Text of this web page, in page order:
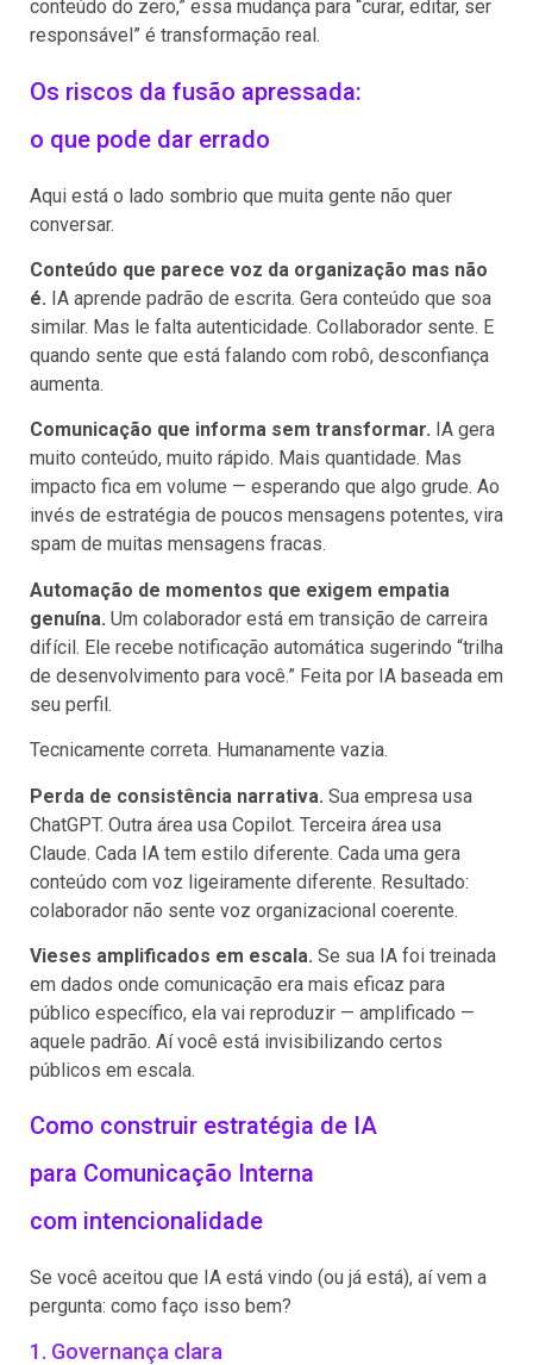
conteúdo do zero,” essa mudança para “curar, editar, ser
responsável” é transformação real.
Os riscos da fusão apressada:
o que pode dar errado
Aqui está o lado sombrio que muita gente não quer
conversar.
Conteúdo que parece voz da organização mas não
é. IA aprende padrão de escrita. Gera conteúdo que soa
similar. Mas le falta autenticidade. Collaborador sente. E
quando sente que está falando com robô, desconfiança
aumenta.
Comunicação que informa sem transformar. IA gera
muito conteúdo, muito rápido. Mais quantidade. Mas
impacto fica em volume — esperando que algo grude. Ao
invés de estratégia de poucos mensagens potentes, vira
spam de muitas mensagens fracas.
Automação de momentos que exigem empatia
genuína. Um colaborador está em transição de carreira
difícil. Ele recebe notificação automática sugerindo “trilha
de desenvolvimento para você.” Feita por IA baseada em
seu perfil.
Tecnicamente correta. Humanamente vazia.
Perda de consistência narrativa. Sua empresa usa
ChatGPT. Outra área usa Copilot. Terceira área usa
Claude. Cada IA tem estilo diferente. Cada uma gera
conteúdo com voz ligeiramente diferente. Resultado:
colaborador não sente voz organizacional coerente.
Vieses amplificados em escala. Se sua IA foi treinada
em dados onde comunicação era mais eficaz para
público específico, ela vai reproduzir — amplificado —
aquele padrão. Aí você está invisibilizando certos
públicos em escala.
Como construir estratégia de IA
para Comunicação Interna
com intencionalidade
Se você aceitou que IA está vindo (ou já está), aí vem a
pergunta: como faço isso bem?
1. Governança clara